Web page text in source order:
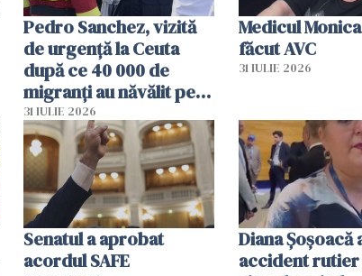
Pedro Sanchez, vizită
de urgență la Ceuta
după ce 40 000 de
migranți au năvălit pe
teritoriul spaniol: „Vom
mobiliza toate
resursele"
31 IULIE 2026
Medicul
făcut AVC
31 IULIE 2026
Senatul a aprobat
acordul SAFE
Diana Șoșoacă
accident rutier